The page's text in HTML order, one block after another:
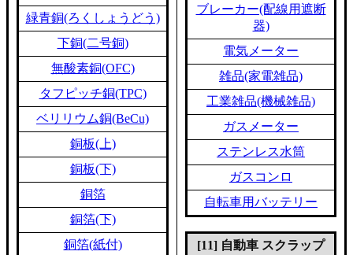
緑青銅(ろくしょうどう)
下銅(二号銅)
無酸素銅(OFC)
タフピッチ銅(TPC)
ベリリウム銅(BeCu)
銅板(上)
銅板(下)
銅箔
銅箔(下)
銅箔(紙付)
ブレーカー(配線用遮断
器)
電気メーター
雑品(家電雑品)
工業雑品(機械雑品)
ガスメーター
ステンレス水筒
ガスコンロ
自転車用バッテリー
[11] 自動車 スクラップ